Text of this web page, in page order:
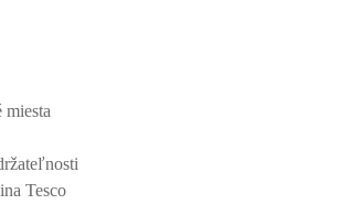
miesta
Tesco